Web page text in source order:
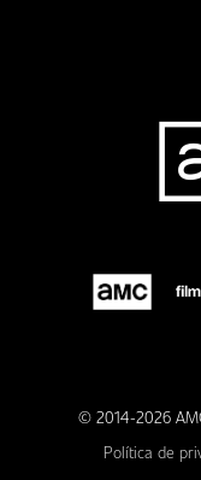
© 2014-2026
Política de